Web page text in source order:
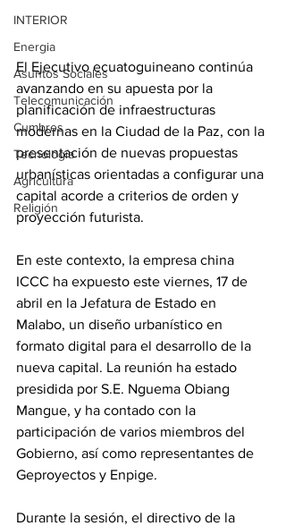
INTERIOR
Energia
Asuntos Sociales
Telecomunicación
Cumbres
Tecnología
Agricultura
Religión
El Ejecutivo ecuatoguineano continúa
avanzando en su apuesta por la
planificación de infraestructuras
modernas en la Ciudad de la Paz, con la
presentación de nuevas propuestas
urbanísticas orientadas a configurar una
capital acorde a criterios de orden y
proyección futurista.
En este contexto, la empresa china
ICCC ha expuesto este viernes, 17 de
abril en la Jefatura de Estado en
Malabo, un diseño urbanístico en
formato digital para el desarrollo de la
nueva capital. La reunión ha estado
presidida por S.E. Nguema Obiang
Mangue, y ha contado con la
participación de varios miembros del
Gobierno, así como representantes de
Geproyectos y Enpige.
Durante la sesión, el directivo de la